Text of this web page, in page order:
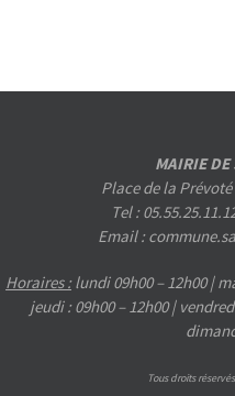
MAIRIE DE
Place de la Prévoté
Tel :
Email :
Horaires :lundi 09h00 – 12h00 |
jeudi : 09h00 – 12h00 |
Tous droits réservés